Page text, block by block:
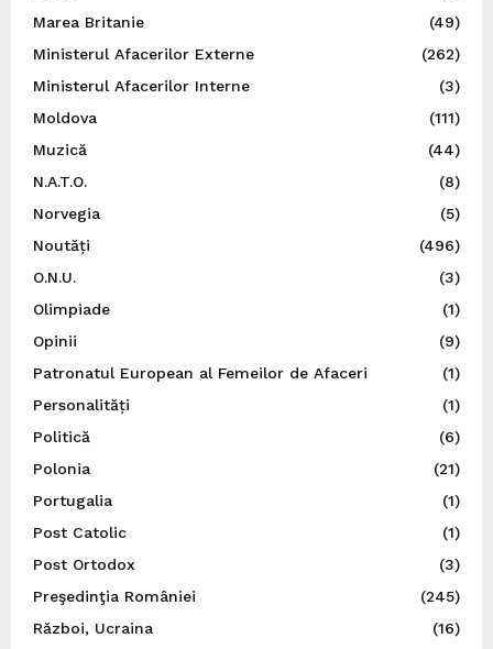
Marea Britanie
(49)
Ministerul Afacerilor Externe
(262)
Ministerul Afacerilor Interne
(3)
Moldova
(111)
Muzică
(44)
N.A.T.O.
(8)
Norvegia
(5)
Noutăți
(496)
O.N.U.
(3)
Olimpiade
(1)
Opinii
(9)
Patronatul European al Femeilor de Afaceri
(1)
Personalități
(1)
Politică
(6)
Polonia
(21)
Portugalia
(1)
Post Catolic
(1)
Post Ortodox
(3)
Preşedinţia României
(245)
Război, Ucraina
(16)